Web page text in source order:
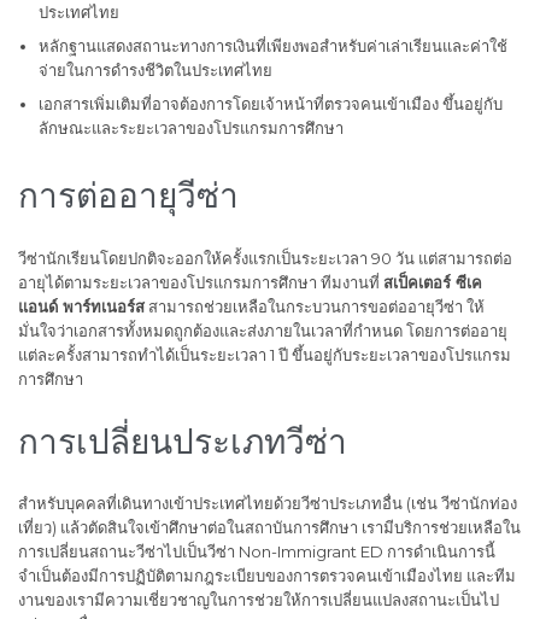
ประเทศไทย
หลักฐานแสดงสถานะทางการเงินที่เพียงพอสำหรับค่าเล่าเรียนและค่าใช้
จ่ายในการดำรงชีวิตในประเทศไทย
เอกสารเพิ่มเติมที่อาจต้องการโดยเจ้าหน้าที่ตรวจคนเข้าเมือง ขึ้นอยู่กับ
ลักษณะและระยะเวลาของโปรแกรมการศึกษา
การต่ออายุวีซ่า
วีซ่านักเรียนโดยปกติจะออกให้ครั้งแรกเป็นระยะเวลา 90 วัน แต่สามารถต่อ
อายุได้ตามระยะเวลาของโปรแกรมการศึกษา ทีมงานที่ สเป็คเตอร์ ซีเค
แอนด์ พาร์ทเนอร์ส สามารถช่วยเหลือในกระบวนการขอต่ออายุวีซ่า ให้
มั่นใจว่าเอกสารทั้งหมดถูกต้องและส่งภายในเวลาที่กำหนด โดยการต่ออายุ
แต่ละครั้งสามารถทำได้เป็นระยะเวลา 1 ปี ขึ้นอยู่กับระยะเวลาของโปรแกรม
การศึกษา
การเปลี่ยนประเภทวีซ่า
สำหรับบุคคลที่เดินทางเข้าประเทศไทยด้วยวีซ่าประเภทอื่น (เช่น วีซ่านักท่อง
เที่ยว) แล้วตัดสินใจเข้าศึกษาต่อในสถาบันการศึกษา เรามีบริการช่วยเหลือใน
การเปลี่ยนสถานะวีซ่าไปเป็นวีซ่า Non-Immigrant ED การดำเนินการนี้
จำเป็นต้องมีการปฏิบัติตามกฎระเบียบของการตรวจคนเข้าเมืองไทย และทีม
งานของเรามีความเชี่ยวชาญในการช่วยให้การเปลี่ยนแปลงสถานะเป็นไป